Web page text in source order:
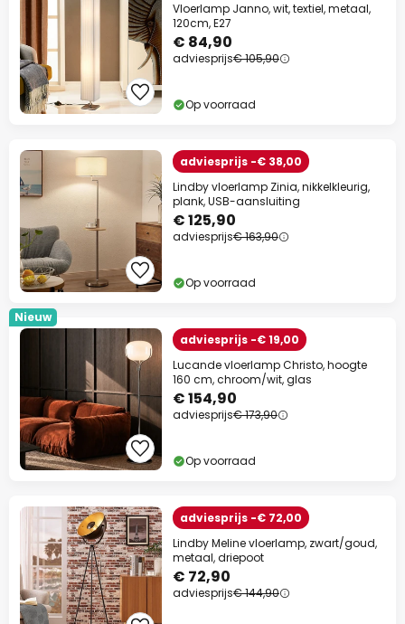
Vloerlamp Janno, wit, textiel, metaal,
120cm, E27
€ 84,90
adviesprijs€ 105,90
Op voorraad
adviesprijs -€ 38,00
Lindby vloerlamp Zinia, nikkelkleurig,
plank, USB-aansluiting
€ 125,90
adviesprijs€ 163,90
Op voorraad
Nieuw
adviesprijs -€ 19,00
Lucande vloerlamp Christo, hoogte
160 cm, chroom/wit, glas
€ 154,90
adviesprijs€ 173,90
Op voorraad
adviesprijs -€ 72,00
Lindby Meline vloerlamp, zwart/goud,
metaal, driepoot
€ 72,90
adviesprijs€ 144,90